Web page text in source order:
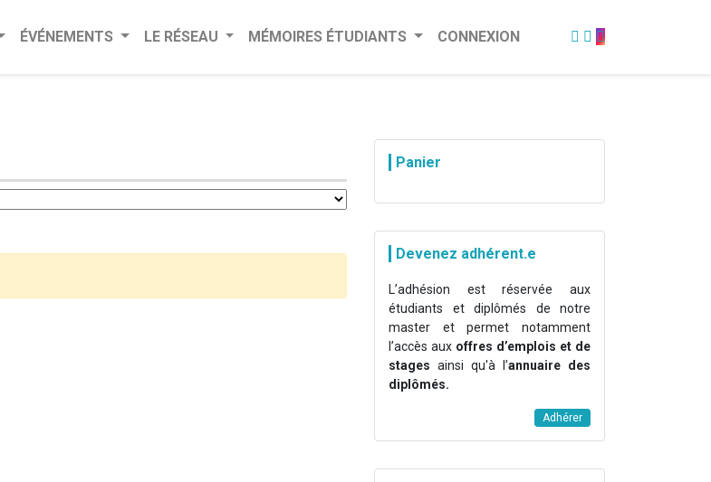
ÉVÉNEMENTS LE RÉSEAU MÉMOIRES ÉTUDIANTS CONNEXION
Panier
Devenez adhérent.e
L’adhésion est réservée aux
étudiants et diplômés de notre
master et permet notamment
l’accès aux offres d’emplois et de
stages ainsi qu'à l’annuaire des
diplômés.
Adhérer